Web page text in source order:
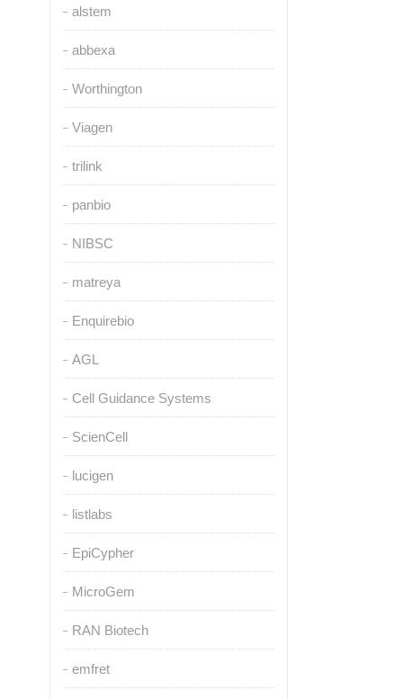
alstem
abbexa
Worthington
Viagen
trilink
panbio
NIBSC
matreya
Enquirebio
AGL
Cell Guidance Systems
ScienCell
lucigen
listlabs
EpiCypher
MicroGem
RAN Biotech
emfret